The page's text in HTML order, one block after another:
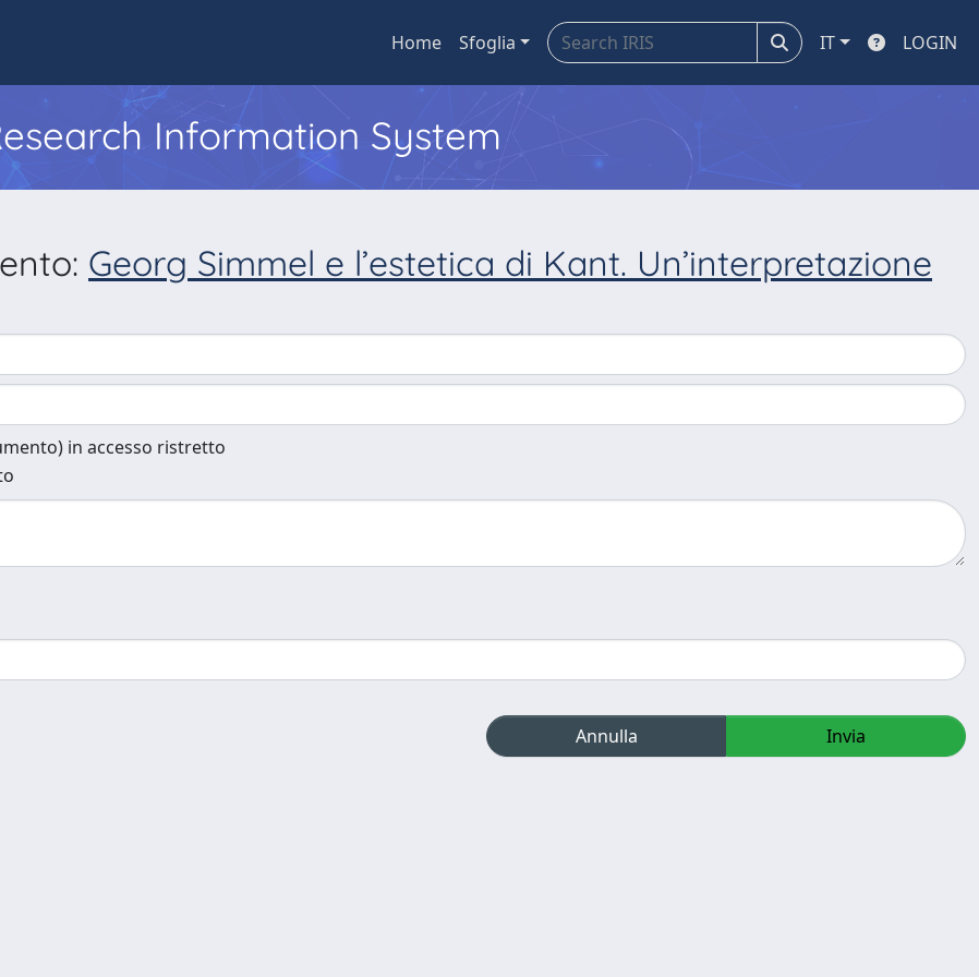
Home Sfoglia IT LOGIN
Information System
Georg Simmel e l’estetica di Kant. Un’interpretazione
in accesso ristretto
Annulla Invia